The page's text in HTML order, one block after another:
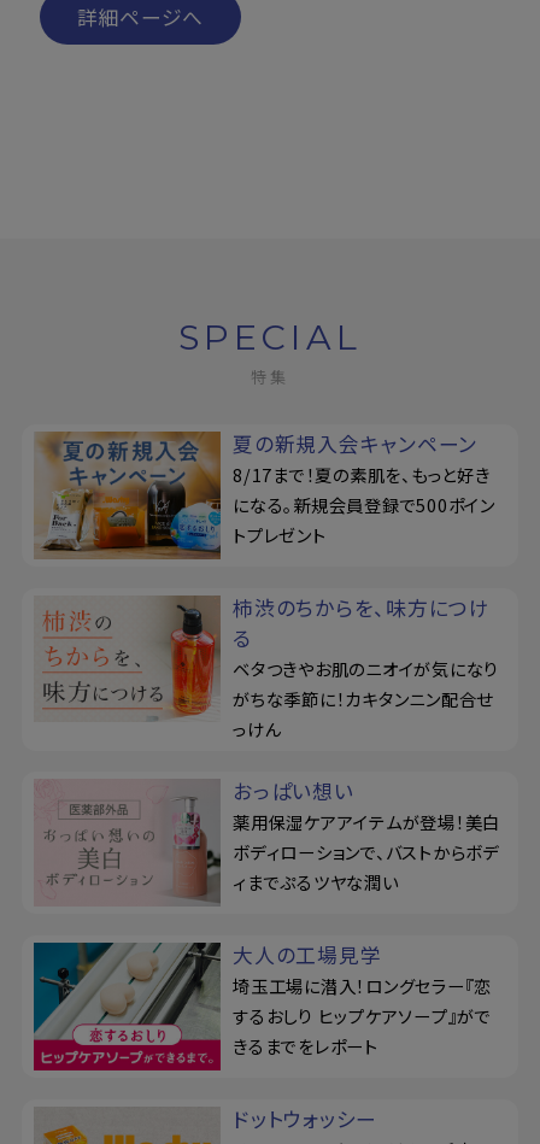
詳細ページへ
SPECIAL
特集
夏の新規入会キャンペーン
8/17まで！夏の素肌を、もっと好き
になる。新規会員登録で500ポイン
トプレゼント
柿渋のちからを、味方につけ
る
ベタつきやお肌のニオイが気になり
がちな季節に！カキタンニン配合せ
っけん
おっぱい想い
薬用保湿ケアアイテムが登場！美白
ボディローションで、バストからボデ
ィまでぷるツヤな潤い
大人の工場見学
埼玉工場に潜入！ロングセラー『恋
するおしり ヒップケアソープ』がで
きるまでをレポート
ドットウォッシー